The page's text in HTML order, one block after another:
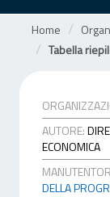
Home
Tabella
AUTORE:
ECONOMICA
DELLA